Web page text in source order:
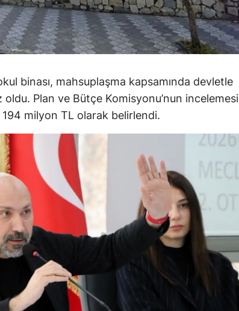
Ardahan
Iğdır
Karabük
Kilis
Osmaniye
Düzce
binası, mahsuplaşma kapsamında devletle
Plan ve Bütçe Komisyonu’nun incelemesi
194 milyon TL olarak belirlendi.